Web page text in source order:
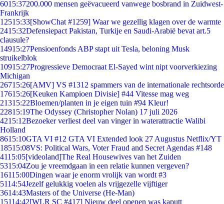
6015:37200.000 mensen geëvacueerd vanwege bosbrand in Zuidwest-
Frankrijk
12515:33[ShowChat #1259] Waar we gezellig klagen over de warmte
2415:32Defensiepact Pakistan, Turkije en Saudi-Arabië bevat art.5
clausule?
14915:27Pensioenfonds ABP stapt uit Tesla, beloning Musk
struikelblok
10915:27Progressieve Democraat El-Sayed wint nipt voorverkiezing
Michigan
26715:26[AMV] VS #1312 spammers van de internationale rechtsorde
17615:26[Keuken Kampioen Divisie] #44 Vitesse mag weg
21315:22Bloemen/planten in je eigen tuin #94 Kleur!
22815:19The Odyssey (Christopher Nolan) 17 juli 2026
4215:12Bezoeker verliest deel van vinger in waterattractie Walibi
Holland
8615:10GTA VI #12 GTA VI Extended look 27 Augustus Netflix/YT
18515:08VS: Political Wars, Voter Fraud and Secret Agendas #148
4115:05[videoland]The Real Housewives van het Zuiden
5315:04Zou je vreemdgaan in een relatie kunnen vergeven?
16115:00Dingen waar je enorm vrolijk van wordt #3
5114:54Jezelf gelukkig voelen als vrijgezelle vijftiger
3614:43Masters of the Universe (He-Man)
15114:42[WLR SC #417] Nieuw deel openen was kaputt